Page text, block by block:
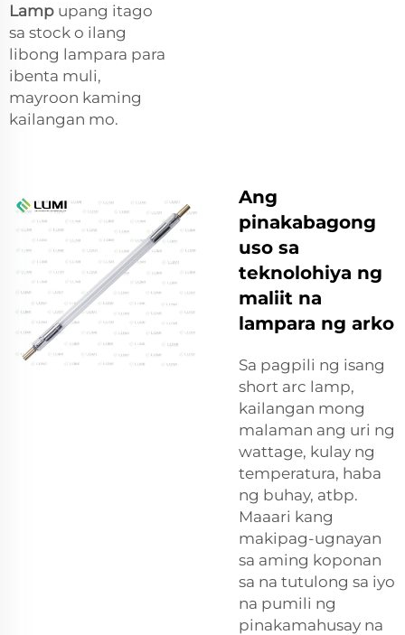
Lamp upang itago
sa stock o ilang
libong lampara para
ibenta muli,
mayroon kaming
kailangan mo.
Ang
pinakabagong
uso sa
teknolohiya ng
maliit na
lampara ng arko
Sa pagpili ng isang
short arc lamp,
kailangan mong
malaman ang uri ng
wattage, kulay ng
temperatura, haba
ng buhay, atbp.
Maaari kang
makipag-ugnayan
sa aming koponan
sa na tutulong sa iyo
na pumili ng
pinakamahusay na